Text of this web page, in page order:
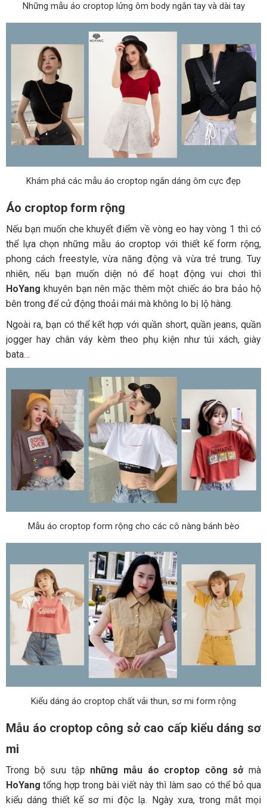
Những mẫu áo croptop lửng ôm body ngắn tay và dài tay
Khám phá các mẫu áo croptop ngắn dáng ôm cực đẹp
Áo croptop form rộng
Nếu bạn muốn che khuyết điểm về vòng eo hay vòng 1 thì có
thể lựa chọn những mẫu áo croptop với thiết kế form rộng,
phong cách freestyle, vừa năng động và vừa trẻ trung. Tuy
nhiên, nếu bạn muốn diện nó để hoạt động vui chơi thì
HoYang khuyên bạn nên mặc thêm một chiếc áo bra bảo hộ
bên trong để cử động thoải mái mà không lo bị lộ hàng.
Ngoài ra, bạn có thể kết hợp với quần short, quần jeans, quần
jogger hay chân váy kèm theo phụ kiện như túi xách, giày
bata…
Mẫu áo croptop form rộng cho các cô nàng bánh bèo
Kiểu dáng áo croptop chất vải thun, sơ mi form rộng
Mẫu áo croptop công sở cao cấp kiểu dáng sơ
mi
Trong bộ sưu tập những mẫu áo croptop công sởmà
HoYang tổng hợp trong bài viết này thì làm sao có thể bỏ qua
kiểu dáng thiết kế sơ mi độc lạ. Ngày xưa, trong mắt mọi